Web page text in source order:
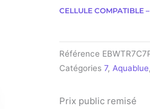
CELLULE COMPATIBLE
Référence
Catégories 7, Aquablue
Prix public remisé